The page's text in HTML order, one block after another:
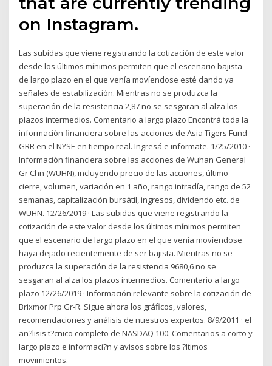
on Instagram.
Las subidas que viene registrando la cotización de este valor
desde los últimos mínimos permiten que el escenario bajista
de largo plazo en el que venía movíendose esté dando ya
señales de estabilización. Mientras no se produzca la
superación de la resistencia 2,87 no se sesgaran al alza los
plazos intermedios. Comentario a largo plazo Encontrá toda la
información financiera sobre las acciones de Asia Tigers Fund
GRR en el NYSE en tiempo real. Ingresá e informate. 1/25/2010 ·
Información financiera sobre las acciones de Wuhan General
Gr Chn (WUHN), incluyendo precio de las acciones, último
cierre, volumen, variación en 1 año, rango intradía, rango de 52
semanas, capitalización bursátil, ingresos, dividendo etc. de
WUHN. 12/26/2019 · Las subidas que viene registrando la
cotización de este valor desde los últimos mínimos permiten
que el escenario de largo plazo en el que venía movíendose
haya dejado recientemente de ser bajista. Mientras no se
produzca la superación de la resistencia 9680,6 no se
sesgaran al alza los plazos intermedios. Comentario a largo
plazo 12/26/2019 · Información relevante sobre la cotización de
Brixmor Prp Gr-R. Sigue ahora los gráficos, valores,
recomendaciones y análisis de nuestros expertos. 8/9/2011 · el
an?lisis t?cnico completo de NASDAQ 100. Comentarios a corto y
largo plazo e informaci?n y avisos sobre los ?ltimos
movimientos.